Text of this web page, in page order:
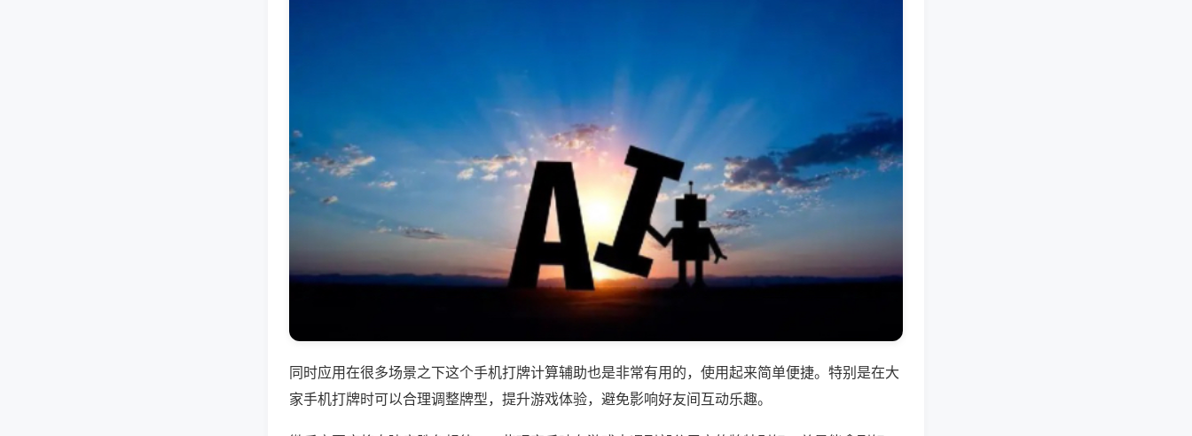
同时应用在很多场景之下这个手机打牌计算辅助也是非常有用的，使用起来简单便捷。特别是在大
家手机打牌时可以合理调整牌型，提升游戏体验，避免影响好友间互动乐趣。